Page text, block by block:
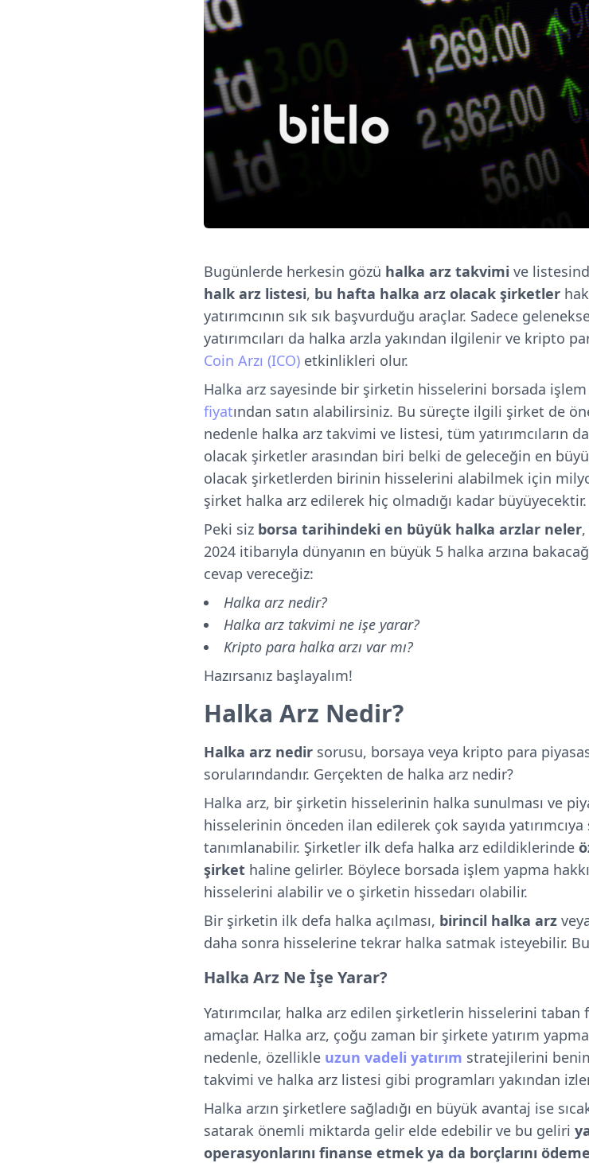
Bugünlerde herkesin gözü halka arz takvimi ve
halk arz listesi, bu hafta halka arz olacak şirketler
yatırımcının sık sık başvurduğu araçlar. Sadece
yatırımcıları da halka arzla yakından ilgilenir ve kripto
Coin Arzı (ICO) etkinlikleri olur.
Halka arz sayesinde bir şirketin hisselerini borsada
fiyatından satın alabilirsiniz. Bu süreçte ilgili şirket de
nedenle halka arz takvimi ve listesi, tüm yatırımcıların
olacak şirketler arasından biri belki de geleceğin en
olacak şirketlerden birinin hisselerini alabilmek için
şirket halka arz edilerek hiç olmadığı kadar büyüyecektir.
Peki siz borsa tarihindeki en büyük halka arzlar neler
2024 itibarıyla dünyanın en büyük 5 halka arzına
cevap vereceğiz:
Halka arz nedir?
Halka arz takvimi ne işe yarar?
Kripto para halka arzı var mı?
Hazırsanız başlayalım!
Halka Arz Nedir?
Halka arz nedir sorusu, borsaya veya kripto para
sorularındandır. Gerçekten de halka arz nedir?
Halka arz, bir şirketin hisselerinin halka sunulması ve
hisselerinin önceden ilan edilerek çok sayıda
tanımlanabilir. Şirketler ilk defa halka arz edildiklerinde
şirket haline gelirler. Böylece borsada işlem yapma
hisselerini alabilir ve o şirketin hissedarı olabilir.
Bir şirketin ilk defa halka açılması, birincil halka arz
daha sonra hisselerine tekrar halka satmak isteyebilir.
Halka Arz Ne İşe Yarar?
Yatırımcılar, halka arz edilen şirketlerin hisselerini
amaçlar. Halka arz, çoğu zaman bir şirkete yatırım
nedenle, özellikle uzun vadeli yatırım stratejilerini
takvimi ve halka arz listesi gibi programları yakından
Halka arzın şirketlere sağladığı en büyük avantaj ise
satarak önemli miktarda gelir elde edebilir ve bu geliri
operasyonlarını finanse etmek ya da borçlarını